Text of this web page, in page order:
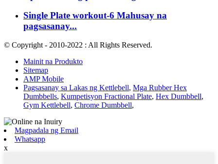
Single Plate workout-6 Mahusay na
pagsasanay...
© Copyright - 2010-2022 : All Rights Reserved.
Mainit na Produkto
Sitemap
AMP Mobile
Pagsasanay sa Lakas ng Kettlebell, Mga Rubber Hex
Dumbbells, Kumpetisyon Fractional Plate, Hex Dumbbell,
Gym Kettlebell, Chrome Dumbbell,
Magpadala ng Email
Whatsapp
x